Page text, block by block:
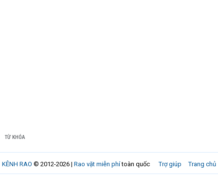
TỪ KHÓA
Trợ giúp Trang chủ
KÊNH RAO © 2012-2026 | Rao vặt miễn phítoàn quốc